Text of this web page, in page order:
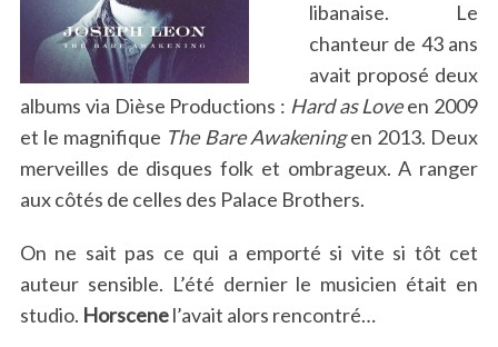
libanaise. Le
chanteur de 43 ans
avait proposé deux
albums via Dièse Productions : Hard as Loveen 2009
et le magnifique The Bare Awakeningen 2013. Deux
merveilles de disques folk et ombrageux. A ranger
aux côtés de celles des Palace Brothers.
On ne sait pas ce qui a emporté si vite si tôt cet
auteur sensible. L’été dernier le musicien était en
studio. Horscenel’avait alors rencontré…